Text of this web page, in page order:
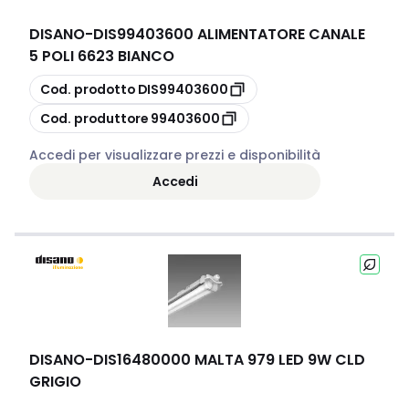
DISANO-DIS99403600 ALIMENTATORE CANALE
5 POLI 6623 BIANCO
copia
Cod. prodotto DIS99403600
copia
Cod. produttore 99403600
Accedi per visualizzare prezzi e disponibilità
Accedi
DISANO-DIS16480000 MALTA 979 LED 9W CLD
GRIGIO